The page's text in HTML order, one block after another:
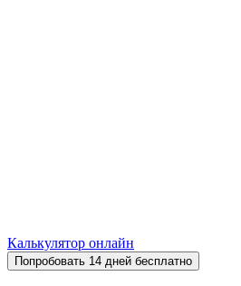
Калькулятор онлайн
Попробовать 14 дней бесплатно